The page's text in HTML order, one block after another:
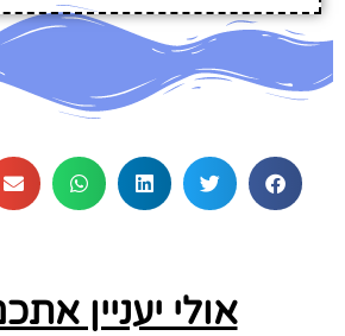
אולי יעניין